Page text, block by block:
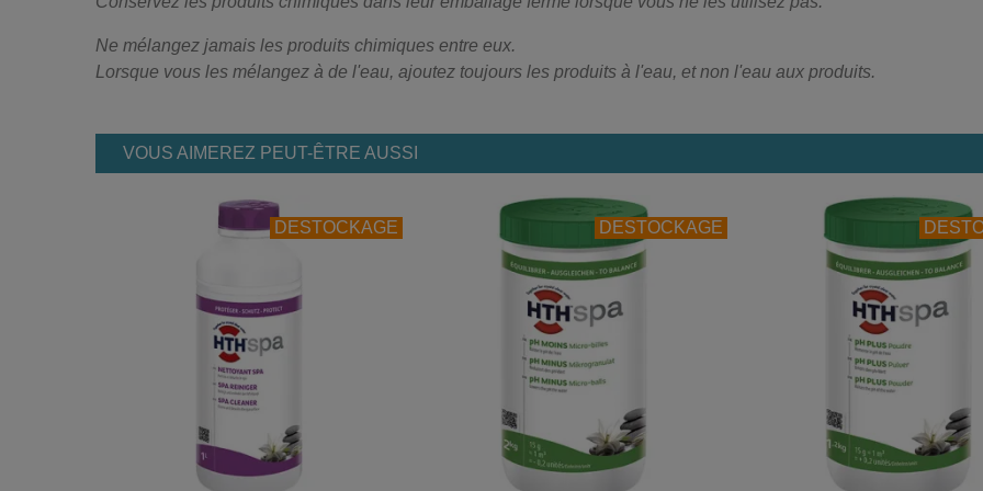
Ne mélangez jamais les produits chimiques entre eux.
Lorsque vous les mélangez à de l'eau, ajoutez toujours les produits à l'eau, et non l'eau aux produits.
VOUS AIMEREZ PEUT-ÊTRE AUSSI
DESTOCKAGE DESTOCKAGE